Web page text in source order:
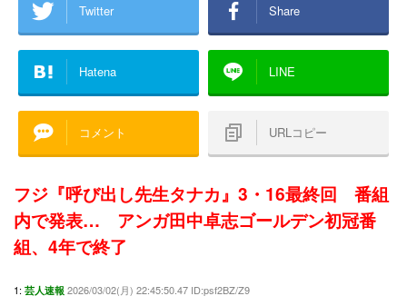
Twitter Share
Hatena LINE
コメント URLコピー
フジ『呼び出し先生タナカ』3・16最終回 番組
内で発表… アンガ田中卓志ゴールデン初冠番
組、4年で終了
1: 芸人速報 2026/03/02(月) 22:45:50.47 ID:psf2BZ/Z9